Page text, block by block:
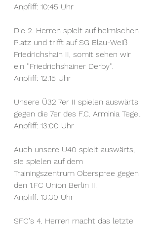
Anpfiff: 10:45 Uhr
Die 2. Herren spielt auf heimischen
Platz und trifft auf SG Blau-Weiß
Friedrichshain II, somit sehen wir
ein ''Friedrichshainer Derby''.
Anpfiff: 12:15 Uhr
Unsere Ü32 7er II spielen auswärts
gegen die 7er des F.C. Arminia Tegel.
Anpfiff: 13:00 Uhr
Auch unsere Ü40 spielt auswärts,
sie spielen auf dem
Trainingszentrum Oberspree gegen
den 1.FC Union Berlin II.
Anpfiff: 13:30 Uhr
SFC's 4. Herren macht das letzte